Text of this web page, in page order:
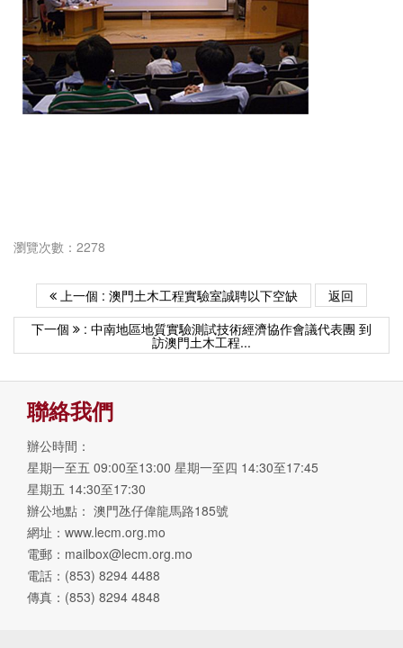
瀏覽次數：2278
上一個 : 澳門土木工程實驗室誠聘以下空缺
返回
下一個
: 中南地區地質實驗測試技術經濟協作會議代表團 到
訪澳門土木工程...
聯絡我們
辦公時間：
星期一至五 09:00至13:00 星期一至四 14:30至17:45
星期五 14:30至17:30
辦公地點： 澳門氹仔偉龍馬路185號
網址：www.lecm.org.mo
電郵： mailbox@lecm.org.mo
電話：(853) 8294 4488
傳真：(853) 8294 4848